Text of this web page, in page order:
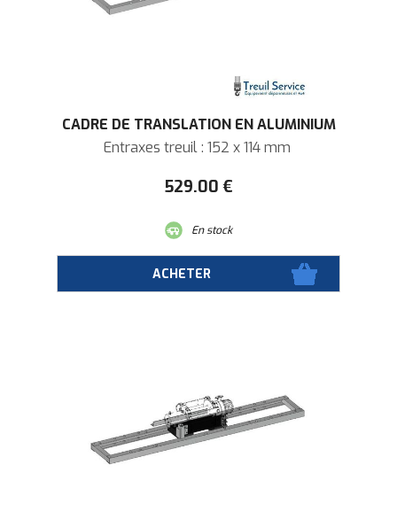
CADRE DE TRANSLATION EN ALUMINIUM
Entraxes treuil : 152 x 114 mm
529.00 €
En stock